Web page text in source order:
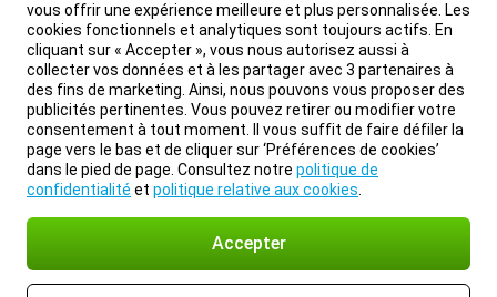
vous offrir une expérience meilleure et plus personnalisée. Les
cookies fonctionnels et analytiques sont toujours actifs. En
cliquant sur « Accepter », vous nous autorisez aussi à
collecter vos données et à les partager avec 3 partenaires à
des fins de marketing. Ainsi, nous pouvons vous proposer des
publicités pertinentes. Vous pouvez retirer ou modifier votre
consentement à tout moment. Il vous suffit de faire défiler la
page vers le bas et de cliquer sur ‘Préférences de cookies’
dans le pied de page. Consultez notre politique de
confidentialité et politique relative aux cookies
Accepter